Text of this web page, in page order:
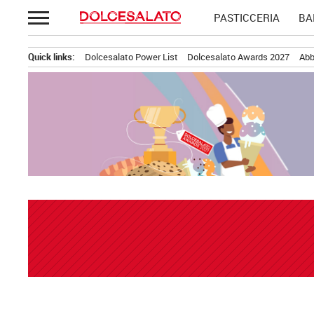
Passa
al
PASTICCERIA
Quick links: Dolcesalato Power List Dolcesalato Awards 2027